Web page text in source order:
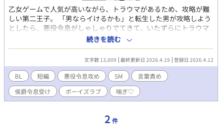
乙女ゲームで人気が高いながら、トラウマがあるため、攻略が難
しい第二王子。 「男ならイけるかも」と転生した男が攻略しよう
としたら、悪役令息がしゃしゃりでてきて、いたずらにトラウマ
を刺激するものだから、逆上してお仕置きをしようと・・。 異世
界転生もののBL小説です。R18。 タイトルでは悪役令息が受けの
ようで、がっつり虐げるほうの攻めです。
続きを読む
文字数 13,009 最終更新日 2026.4.19 登録日 2026.4.12
BL 短編 悪役令息攻め SM
言葉責め
侯爵令息受け
ボーイズラブ 喘ぎ♡
2 件